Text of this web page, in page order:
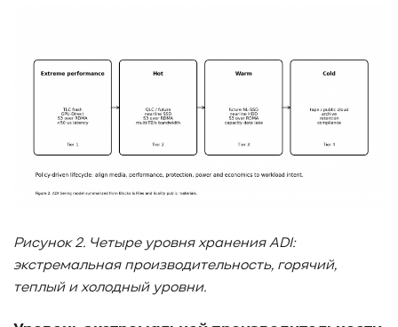
Рисунок 2. Четыре уровня хранения ADI:
экстремальная производительность, горячий,
теплый и холодный уровни.